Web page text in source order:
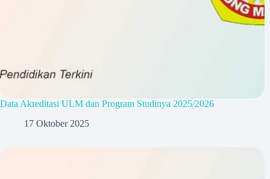
Data Akreditasi ULM dan Program Studinya 2025/2026
17 Oktober 2025